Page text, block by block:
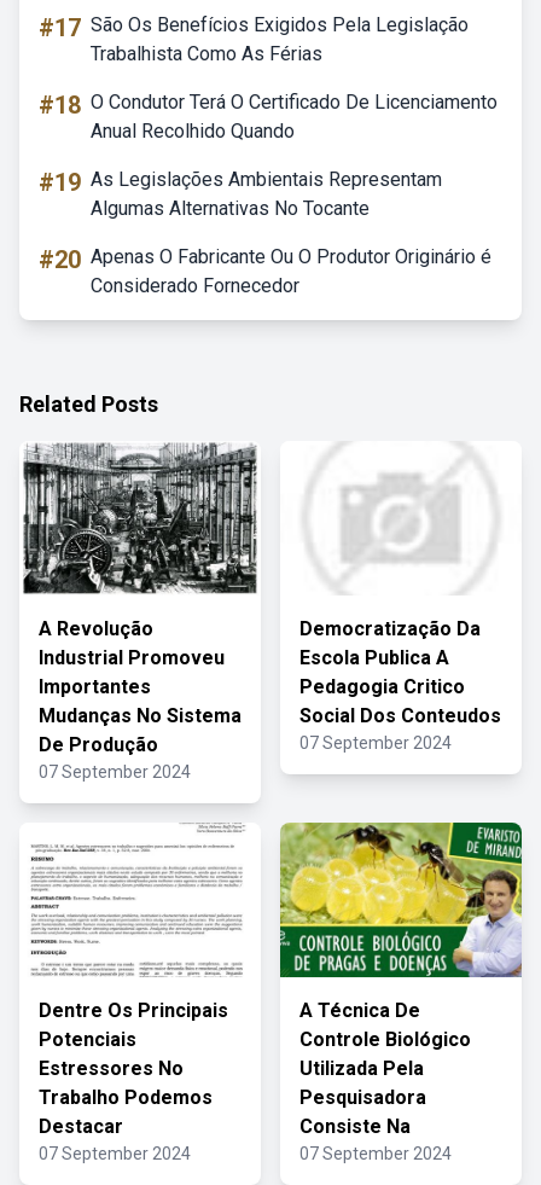
#17 São Os Benefícios Exigidos Pela Legislação
Trabalhista Como As Férias
#18 O Condutor Terá O Certificado De Licenciamento
Anual Recolhido Quando
#19 As Legislações Ambientais Representam
Algumas Alternativas No Tocante
#20 Apenas O Fabricante Ou O Produtor Originário é
Considerado Fornecedor
Related Posts
A Revolução
Industrial Promoveu
Importantes
Mudanças No Sistema
De Produção
07 September 2024
Democratização Da
Escola Publica A
Pedagogia Critico
Social Dos Conteudos
07 September 2024
Dentre Os Principais
Potenciais
Estressores No
Trabalho Podemos
Destacar
07 September 2024
A Técnica De
Controle Biológico
Utilizada Pela
Pesquisadora
Consiste Na
07 September 2024